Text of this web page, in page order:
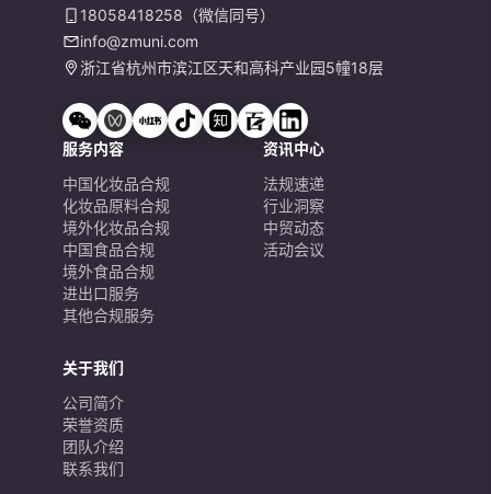
18058418258（微信同号）
info@zmuni.com
浙江省杭州市滨江区天和高科产业园5幢18层
服务内容
中国化妆品合规
化妆品原料合规
境外化妆品合规
中国食品合规
境外食品合规
进出口服务
其他合规服务
资讯中心
法规速递
行业洞察
中贸动态
活动会议
关于我们
公司简介
荣誉资质
团队介绍
联系我们